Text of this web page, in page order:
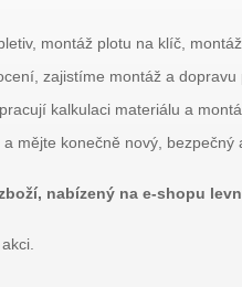
montáž plotu na klíč,
zajistíme montáž a dopravu
kalkulaci materiálu a
mějte konečně nový, bezpečný
nabízený na e-shopu